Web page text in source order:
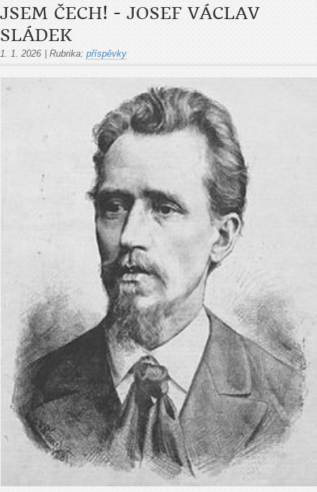
JSEM ČECH! - JOSEF VÁCLAV
SLÁDEK
1. 1. 2026 Rubrika: příspěvky